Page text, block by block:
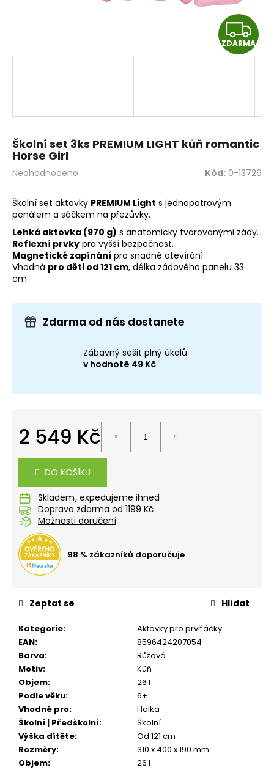
Průměrné
produktu
je
0,0
z
5
hvězdiček.
Neohodnoceno
Školní set 3ks PREMIUM LIGHT kůň romantic
Horse Girl
Kód: 0-13726
Školní set aktovky PREMIUM Light s jednopatrovým
penálem a sáčkem na přezůvky.
Lehká aktovka (970 g) s anatomicky tvarovanými zády.
Reflexní prvky pro vyšší bezpečnost.
Magnetické zapínání pro snadné otevírání.
Vhodná pro děti od 121 cm, délka zádového panelu 33
cm.
2 549 Kč
DO KOŠÍKU
Skladem
Doprava zdarma od 1199 Kč
Možnosti doručení
98 % zákazníků doporučuje
Zdarma od nás dostanete
Zábavný sešit plný úkolů
v hodnotě 49 Kč
Kategorie:
Aktovky pro prvňáčky
EAN:
8596424207054
Barva:
Růžová
Motiv:
Kůň
Objem:
26 l
Podle věku:
6+
Vhodné pro:
Holka
Školní | Předškolní:
Školní
Výška dítěte:
Od 121 cm
Rozměry:
310 x 400 x 190 mm
Objem:
26 l
Zeptat se Hlídat
Z
D
ZDARMA
t
HLEDAT
D
o
p
o
r
u
č
j
ETUE
Kč